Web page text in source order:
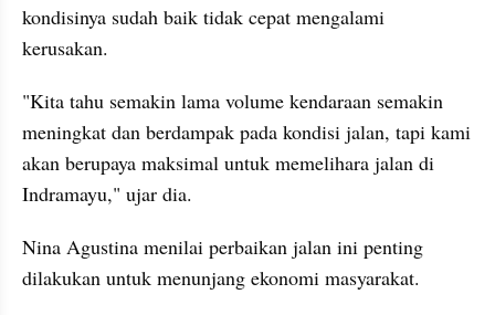
kondisinya sudah baik tidak cepat mengalami
kerusakan.
"Kita tahu semakin lama volume kendaraan semakin
meningkat dan berdampak pada kondisi jalan, tapi kami
akan berupaya maksimal untuk memelihara jalan di
Indramayu," ujar dia.
Nina Agustina menilai perbaikan jalan ini penting
dilakukan untuk menunjang ekonomi masyarakat.